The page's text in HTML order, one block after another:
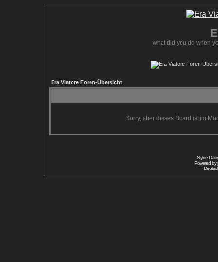
what did you do when
Era Viatore Foren-Übersicht
Sorry, aber dieses Board ist im
Stylize
Powered by